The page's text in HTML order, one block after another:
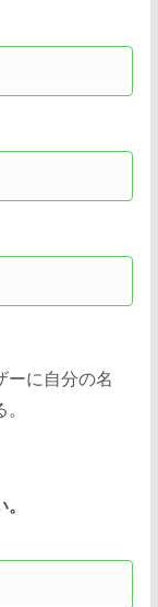
ーに自分の名